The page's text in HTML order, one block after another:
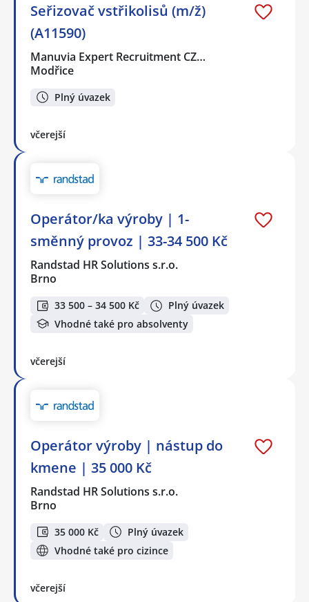
Seřizovač vstřikolisů (m/ž)
(A11590)
Manuvia Expert Recruitment CZ…
Modřice
Plný úvazek
včerejší
Operátor/ka výroby | 1-
směnný provoz | 33-34 500 Kč
Randstad HR Solutions s.r.o.
Brno
33 500 – 34 500 Kč
Plný úvazek
Vhodné také pro absolventy
včerejší
Operátor výroby | nástup do
kmene | 35 000 Kč
Randstad HR Solutions s.r.o.
Brno
35 000 Kč
Plný úvazek
Vhodné také pro cizince
včerejší